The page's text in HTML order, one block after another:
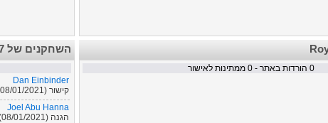
0 הורדות באתר - 0 ממתינות לאישור
השחקנים של Royroy97
Dan Einbinder
קישור (08/01/2021)
Joel Abu Hanna
הגנה (08/01/2021)